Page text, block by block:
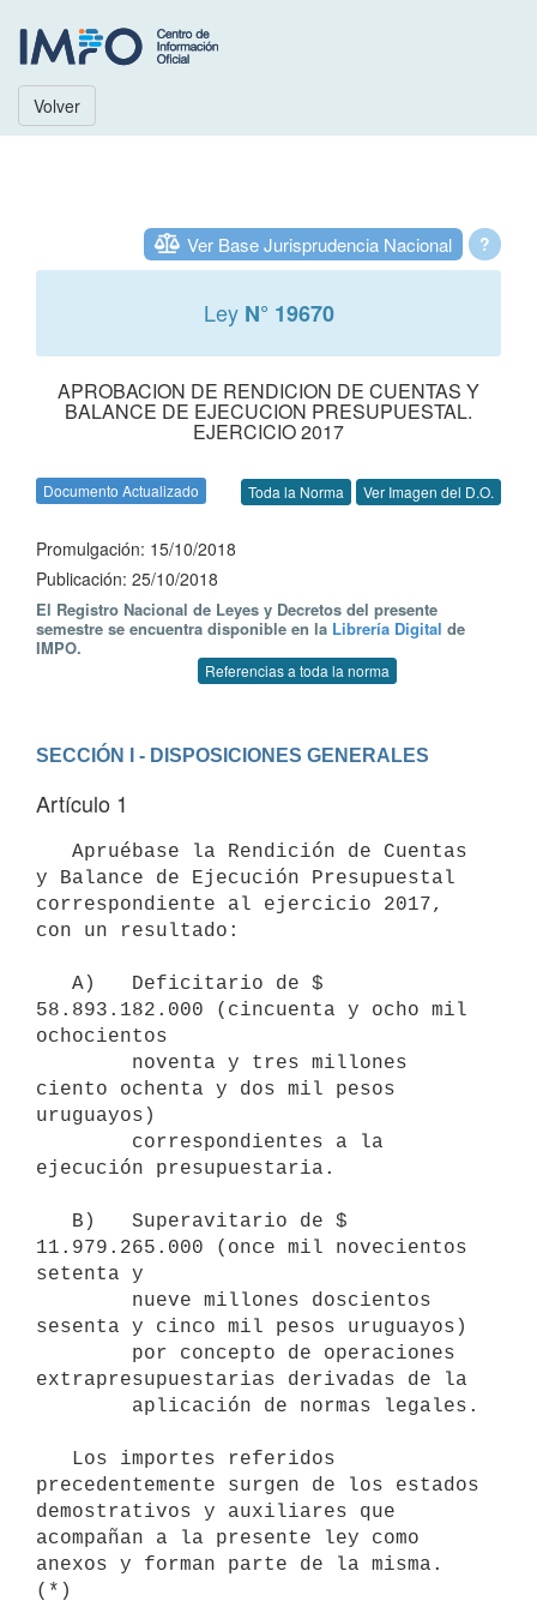
Volver
?
Ver Base Jurisprudencia Nacional
Ley N° 19670
APROBACION DE RENDICION DE CUENTAS Y
BALANCE DE EJECUCION PRESUPUESTAL.
EJERCICIO 2017
Documento Actualizado Toda la Norma Ver Imagen del D.O.
Promulgación: 15/10/2018
Publicación: 25/10/2018
El Registro Nacional de Leyes y Decretos del presente
semestre se encuentra disponible en la Librería Digital de
IMPO.
Referencias a toda la norma
SECCIÓN I - DISPOSICIONES GENERALES
Artículo 1
y Balance de Ejecución Presupuestal
correspondiente al ejercicio 2017,
con un resultado:
58.893.182.000 (cincuenta y ocho mil
ochocientos
ciento ochenta y dos mil pesos
uruguayos)
ejecución presupuestaria.
11.979.265.000 (once mil novecientos
setenta y
sesenta y cinco mil pesos uruguayos)
extrapresupuestarias derivadas de la
precedentemente surgen de los estados
demostrativos y auxiliares que
acompañan a la presente ley como
anexos y forman parte de la misma.